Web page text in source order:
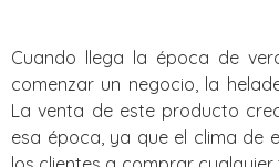
Cuando llega la época de
comenzar un negocio, la
La venta de este producto
esa época, ya que el clima de